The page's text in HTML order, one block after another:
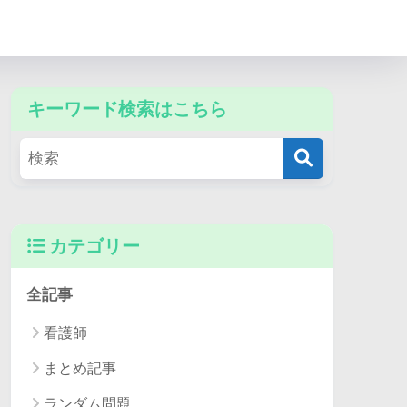
キーワード検索はこちら
カテゴリー
全記事
看護師
まとめ記事